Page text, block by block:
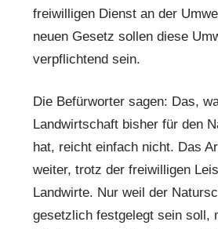
freiwilligen Dienst an der
neuen Gesetz sollen diese
verpflichtend sein.
Die Befürworter sagen: Das,
Landwirtschaft bisher für den
hat, reicht einfach nicht. Das
weiter, trotz der freiwilligen
Landwirte. Nur weil der
gesetzlich festgelegt sein soll,